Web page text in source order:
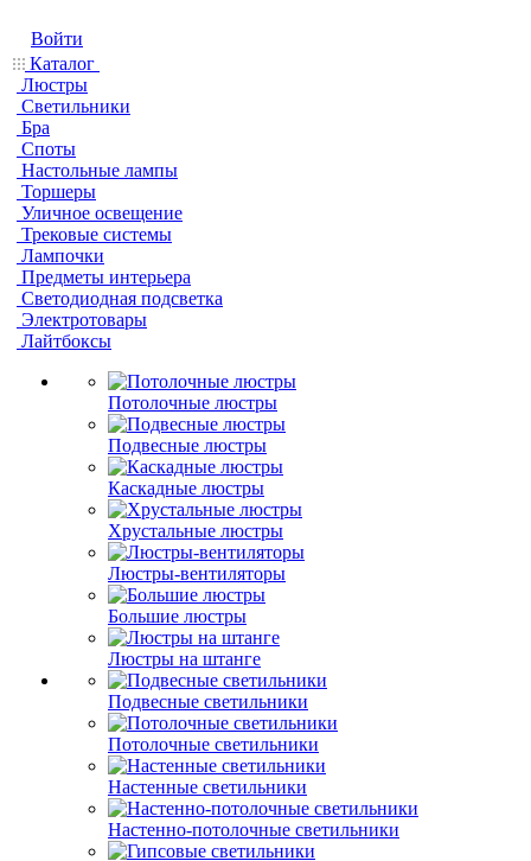
Войти
Каталог
Люстры
Светильники
Бра
Споты
Настольные лампы
Торшеры
Уличное освещение
Трековые системы
Лампочки
Предметы интерьера
Светодиодная подсветка
Электротовары
Лайтбоксы
Потолочные люстры
Подвесные люстры
Каскадные люстры
Хрустальные люстры
Люстры-вентиляторы
Большие люстры
Люстры на штанге
Подвесные светильники
Потолочные светильники
Настенные светильники
Настенно-потолочные светильники